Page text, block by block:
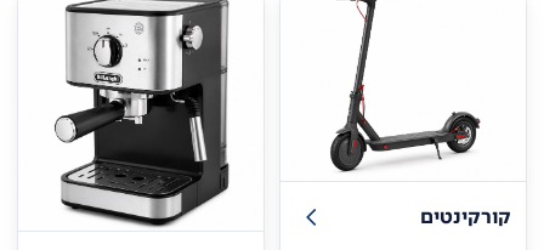
קורקינטים